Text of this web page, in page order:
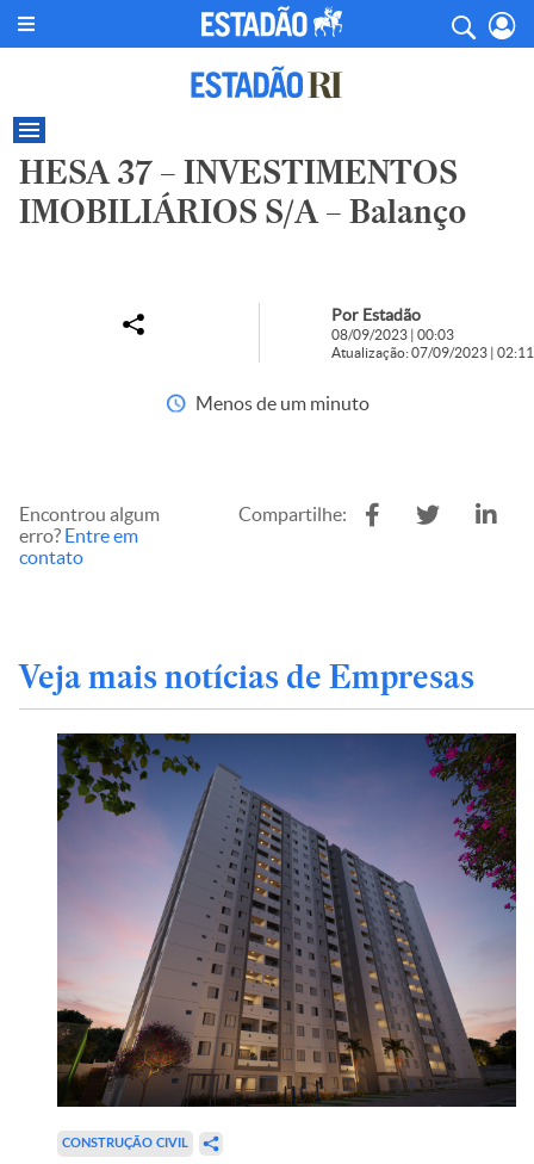
HESA 37 – INVESTIMENTOS
IMOBILIÁRIOS S/A – Balanço
Por Estadão
08/09/2023 | 00:03
Atualização: 07/09/2023 | 02:11
Menos de um minuto
Encontrou algum
erro? Entre em
contato
Compartilhe:
Veja mais notícias de Empresas
CONSTRUÇÃO CIVIL